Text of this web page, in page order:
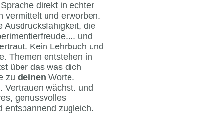
direkt in echter
vermittelt und erworben.
Ausdrucksfähigkeit, die
und
Kein Lehrbuch und
Themen entstehen in
über das was dich
zu deinen Worte.
Vertrauen wächst, und
genussvolles
entspannend zugleich.